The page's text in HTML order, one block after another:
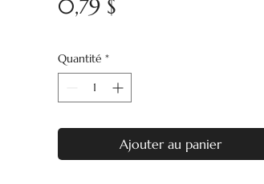
0,79 $
Quantité *
Ajouter au panier